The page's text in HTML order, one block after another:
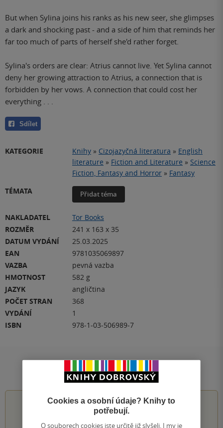
But when Sylina joins his ranks as his new seer, she glimpses
a dark and shocking past - and a side of him that reminds her
far too much of parts of herself she'd rather forget.
Sylina's orders are clear: Atrius cannot live. Yet Sylina cannot
deny her growing attraction to Atrius, a connection that is
forbidden by her vows. A connection that could cost her
everything . . .
Sdílet
KATEGORIE Knihy » Cizojazyčná literatura » English
literature » Fiction and Literature » Science
Fiction, Fantasy and Horror » Fantasy
TÉMATA
Přidat téma
NAKLADATEL
Tor Books
ROZMĚR
241 x 163 x 35
DATUM VYDÁNÍ
25.03.2025
EAN
9781035069897
VAZBA
pevná vazba
HMOTNOST
582 g
JAZYK
angličtina
POČET STRAN
368
VYDÁNÍ
1
ISBN
978-1-03-506989-7
Hodnocení a recenze čtenářů
5.0z5
Cookies a osobní údaje? Knihy to
potřebují.
O souborech cookies jste určitě již slyšeli. I my je